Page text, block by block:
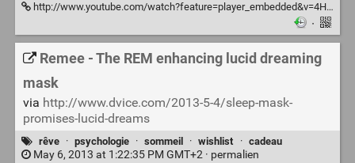
http://www.youtube.com/watch?feature=player_embedded&v=4HkRETo-7mo
·
Remee - The REM enhancing lucid dreaming
mask
via http://www.dvice.com/2013-5-4/sleep-mask-
promises-lucid-dreams
rêve · psychologie · sommeil · wishlist · cadeau
May 6, 2013 at 1:22:35 PM GMT+2 · permalien